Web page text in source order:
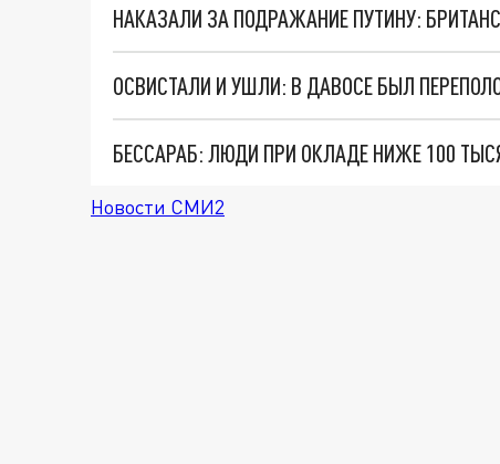
НАКАЗАЛИ ЗА ПОДРАЖАНИЕ ПУТИНУ:
ОСВИСТАЛИ И УШЛИ: В ДАВОСЕ БЫЛ
БЕССАРАБ: ЛЮДИ ПРИ ОКЛАДЕ НИЖЕ 100
Новости СМИ2